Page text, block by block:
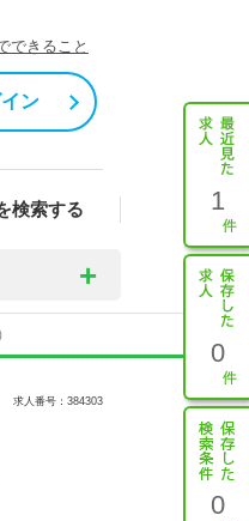
できること
ン
検索する 1
0
0
求人番号：384303